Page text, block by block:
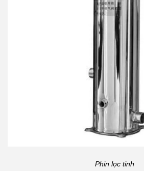
Phin lọc tinh